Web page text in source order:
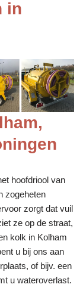
in
hoofdriool van
zogeheten
zorgt dat vuil
ze op de straat,
kolk in Kolham
u bij ons aan
of bijv. een
u wateroverlast.